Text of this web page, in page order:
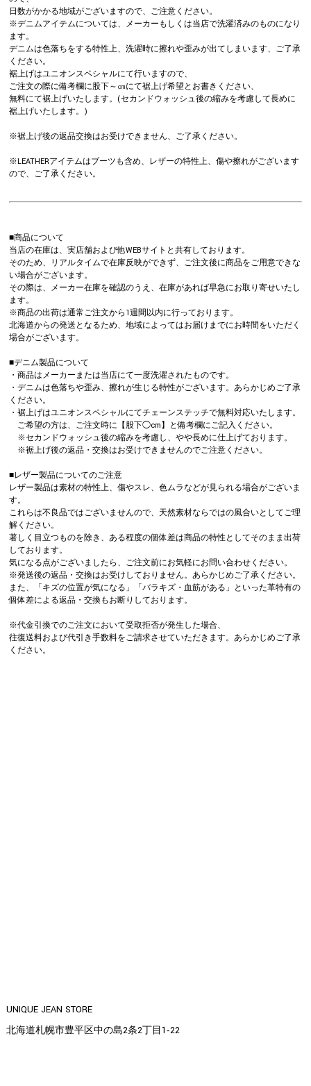
日数がかかる地域がございますので、ご注意ください。
※デニムアイテムについては、メーカーもしくは当店で洗濯済みのものになり
ます。
デニムは色落ちをする特性上、洗濯時に擦れや歪みが出てしまいます、ご了承
ください。
裾上げはユニオンスペシャルにて行いますので、
ご注文の際に備考欄に股下～㎝にて裾上げ希望とお書きください、
無料にて裾上げいたします。(セカンドウォッシュ後の縮みを考慮して長めに
裾上げいたします。)
※裾上げ後の返品交換はお受けできません、ご了承ください。
※LEATHERアイテムはブーツも含め、レザーの特性上、傷や擦れがございます
ので、ご了承ください。
■商品について
当店の在庫は、実店舗および他WEBサイトと共有しております。
そのため、リアルタイムで在庫反映ができず、ご注文後に商品をご用意できな
い場合がございます。
その際は、メーカー在庫を確認のうえ、在庫があれば早急にお取り寄せいたし
ます。
※商品の出荷は通常ご注文から1週間以内に行っております。
北海道からの発送となるため、地域によってはお届けまでにお時間をいただく
場合がございます。
■デニム製品について
・商品はメーカーまたは当店にて一度洗濯されたものです。
・デニムは色落ちや歪み、擦れが生じる特性がございます。あらかじめご了承
ください。
・裾上げはユニオンスペシャルにてチェーンステッチで無料対応いたします。
ご希望の方は、ご注文時に【股下◯cm】と備考欄にご記入ください。
※セカンドウォッシュ後の縮みを考慮し、やや長めに仕上げております。
※裾上げ後の返品・交換はお受けできませんのでご注意ください。
■レザー製品についてのご注意
レザー製品は素材の特性上、傷やスレ、色ムラなどが見られる場合がございま
す。
これらは不良品ではございませんので、天然素材ならではの風合いとしてご理
解ください。
著しく目立つものを除き、ある程度の個体差は商品の特性としてそのまま出荷
しております。
気になる点がございましたら、ご注文前にお気軽にお問い合わせください。
※発送後の返品・交換はお受けしておりません。あらかじめご了承ください。
また、「キズの位置が気になる」「バラキズ・血筋がある」といった革特有の
個体差による返品・交換もお断りしております。
※代金引換でのご注文において受取拒否が発生した場合、
往復送料および代引き手数料をご請求させていただきます。あらかじめご了承
ください。
UNIQUE JEAN STORE
北海道札幌市豊平区中の島2条2丁目1‐22